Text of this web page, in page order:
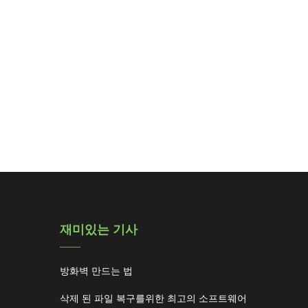
재미있는 기사
방화벽 만드는 법
삭제 된 파일 복구를위한 최고의 소프트웨어